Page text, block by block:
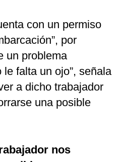
con un permiso
por
un problema
falta un ojo”, señala
a dicho trabajador
una posible
nos